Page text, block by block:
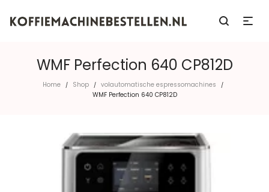
WMF Perfection 640 CP812D
Home / Shop / volautomatische espressomachines /
WMF Perfection 640 CP812D